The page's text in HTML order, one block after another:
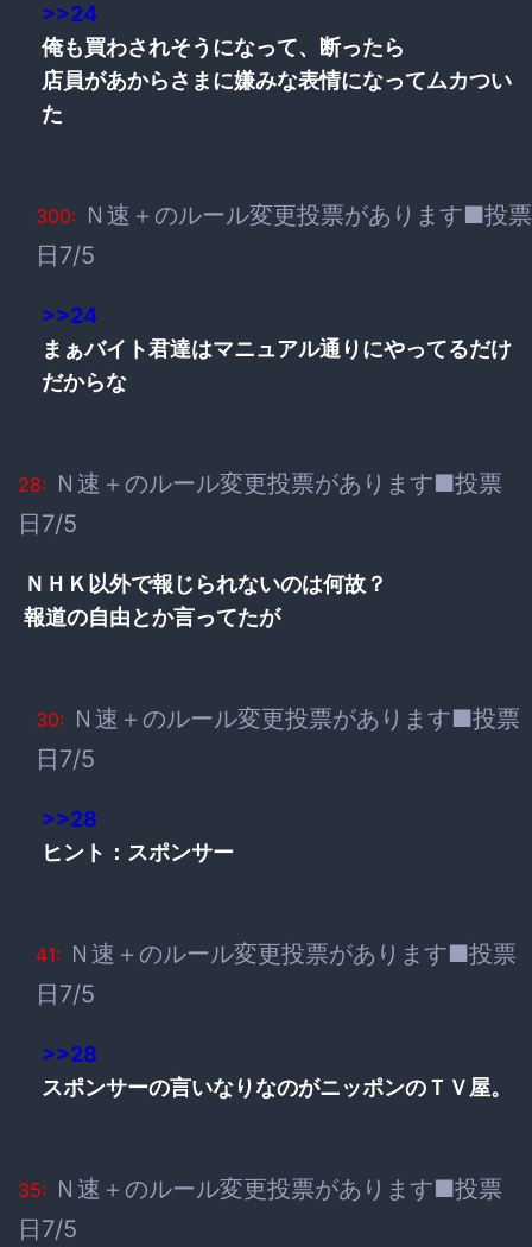
>>24
俺も買わされそうになって、断ったら
店員があからさまに嫌みな表情になってムカつい
た
300: Ｎ速＋のルール変更投票があります■投票
日7/5
>>24
まぁバイト君達はマニュアル通りにやってるだけ
だからな
28: Ｎ速＋のルール変更投票があります■投票
日7/5
ＮＨＫ以外で報じられないのは何故？
報道の自由とか言ってたが
30: Ｎ速＋のルール変更投票があります■投票
日7/5
>>28
ヒント：スポンサー
41: Ｎ速＋のルール変更投票があります■投票
日7/5
>>28
スポンサーの言いなりなのがニッポンのＴＶ屋。
35: Ｎ速＋のルール変更投票があります■投票
日7/5